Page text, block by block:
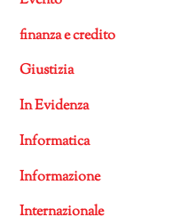
finanza e credito
Giustizia
In Evidenza
Informatica
Informazione
Internazionale